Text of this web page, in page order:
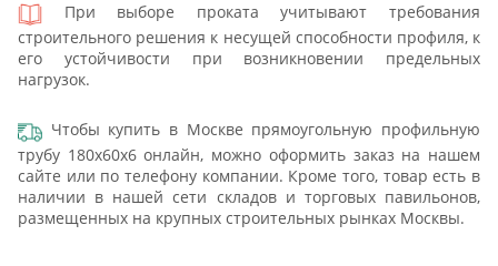
При выборе проката учитывают требования
строительного решения к несущей способности профиля, к
его устойчивости при возникновении предельных
нагрузок.
Чтобы купить в Москве прямоугольную профильную
трубу 180х60x6 онлайн, можно оформить заказ на нашем
сайте или по телефону компании. Кроме того, товар есть в
наличии в нашей сети складов и торговых павильонов,
размещенных на крупных строительных рынках Москвы.